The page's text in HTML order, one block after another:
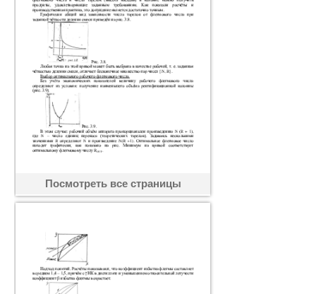
Посмотреть все страницы